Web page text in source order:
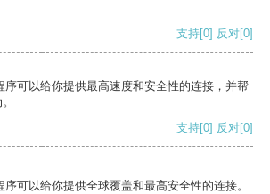
支持[0] 反对[0]
序可以给你提供最高速度和安全性的连接，并帮
支持[0] 反对[0]
可以给你提供全球覆盖和最高安全性的连接。